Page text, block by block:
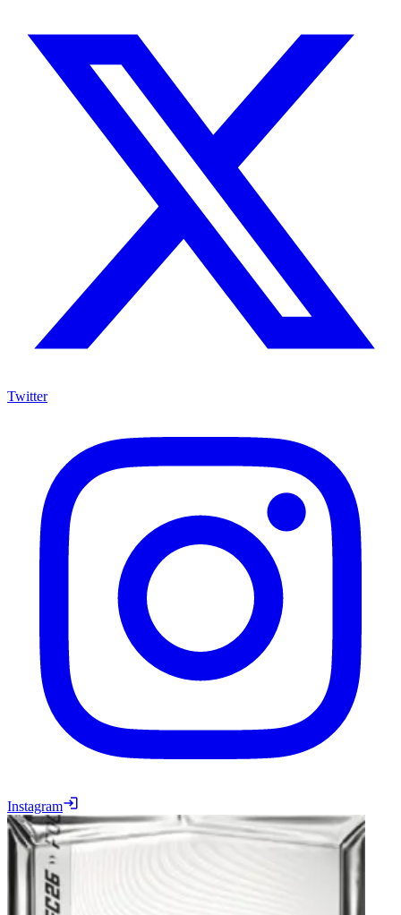
Twitter
Instagram